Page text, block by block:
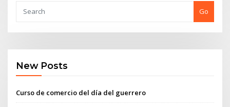
Go
New Posts
Curso de comercio del día del guerrero